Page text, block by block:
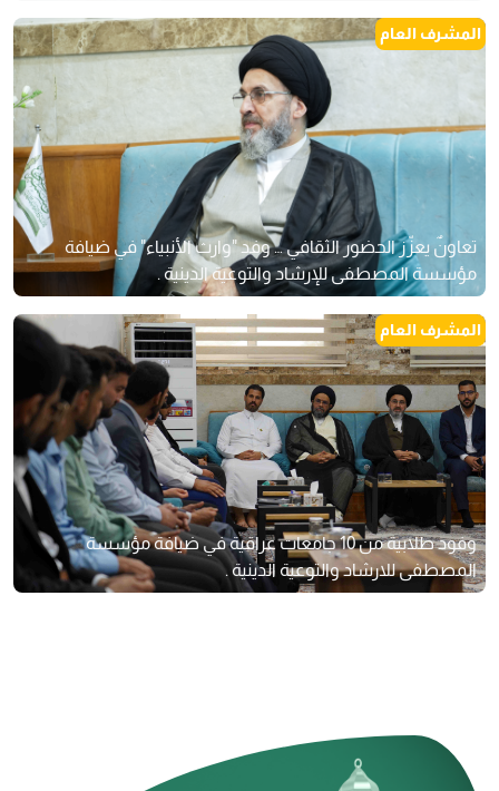
المشرف العام
تعاونٌ يعزّز الحضور الثقافي … وفد "وارث الأنبياء" في ضيافة
مؤسسة المصطفى للإرشاد والتوعية الدينية .
المشرف العام
وفود طلابية من 10 جامعات عراقية في ضيافة مؤسسة
المصطفی للارشاد والتوعية الدينية . ‏